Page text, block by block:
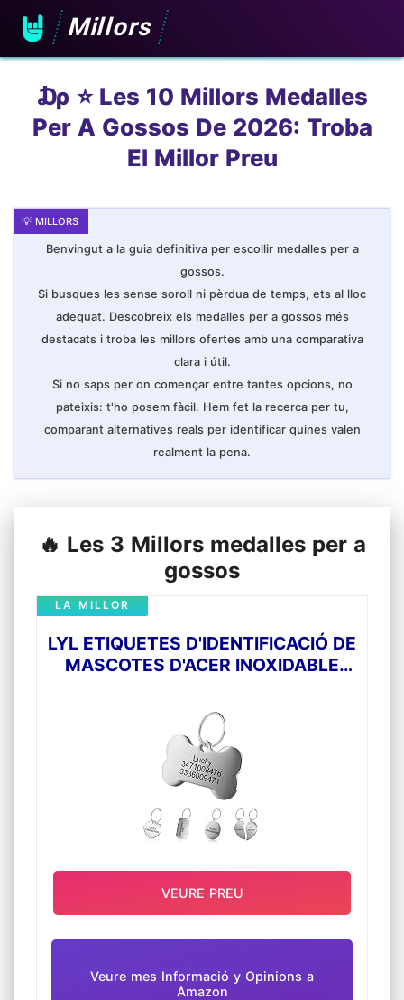
Millors
₯ ⭐️ Les 10 Millors Medalles
Per A Gossos De 2026: Troba
El Millor Preu
Benvingut a la guia definitiva per escollir medalles per a
gossos.
Si busques les sense soroll ni pèrdua de temps, ets al lloc
adequat. Descobreix els medalles per a gossos més
destacats i troba les millors ofertes amb una comparativa
clara i útil.
Si no saps per on començar entre tantes opcions, no
pateixis: t'ho posem fàcil. Hem fet la recerca per tu,
comparant alternatives reals per identificar quines valen
realment la pena.
🔥 Les 3 Millors medalles per a
gossos
LYL ETIQUETES D'IDENTIFICACIÓ DE
MASCOTES D'ACER INOXIDABLE
PERSONALITZADES
PERSONALITZADES GRAVAT
FRONTAL/POSTERIOR PER A GAT I
GOS AMB DIFERENTS FORMES
LA MILLOR
Veure mes Informació y Opinions a
Amazon
VEURE PREU